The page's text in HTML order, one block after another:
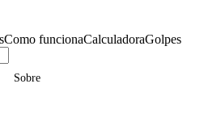
Como funcionaCalculadoraGolpes
Sobre